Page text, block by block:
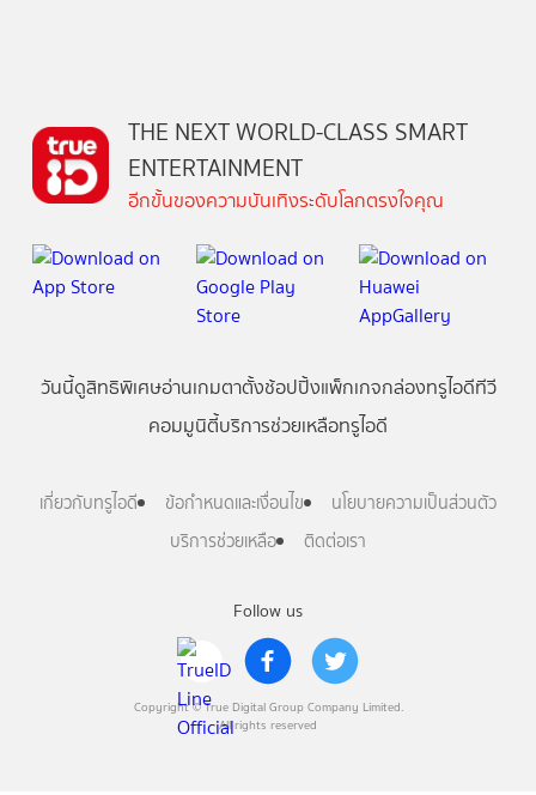
Follow us
Copyright © True Digital Group Company Limited.
All rights reserved
THE NEXT WORLD-CLASS SMART
ENTERTAINMENT
อีกขั้นของความบันเทิงระดับโลกตรงใจคุณ
วันนี้ดูสิทธิพิเศษอ่านเกมตาตั้งช้อปปิ้งแพ็กเกจกล่องทรูไอดีทีวี
คอมมูนิตี้บริการช่วยเหลือทรูไอดี
เกี่ยวกับทรูไอดี ข้อกำหนดและเงื่อนไข
นโยบายความเป็นส่วนตัว
บริการช่วยเหลือ
ติดต่อเรา